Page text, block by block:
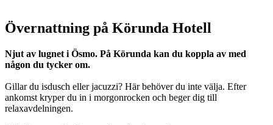
Övernattning på Körunda Hotell
Njut av lugnet i Ösmo. På Körunda kan du koppla av med
någon du tycker om.
Gillar du isdusch eller jacuzzi? Här behöver du inte välja. Efter
ankomst kryper du in i morgonrocken och beger dig till
relaxavdelningen.